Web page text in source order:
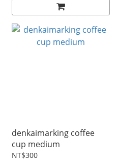
denkaimarking coffee
cup medium
NT$300